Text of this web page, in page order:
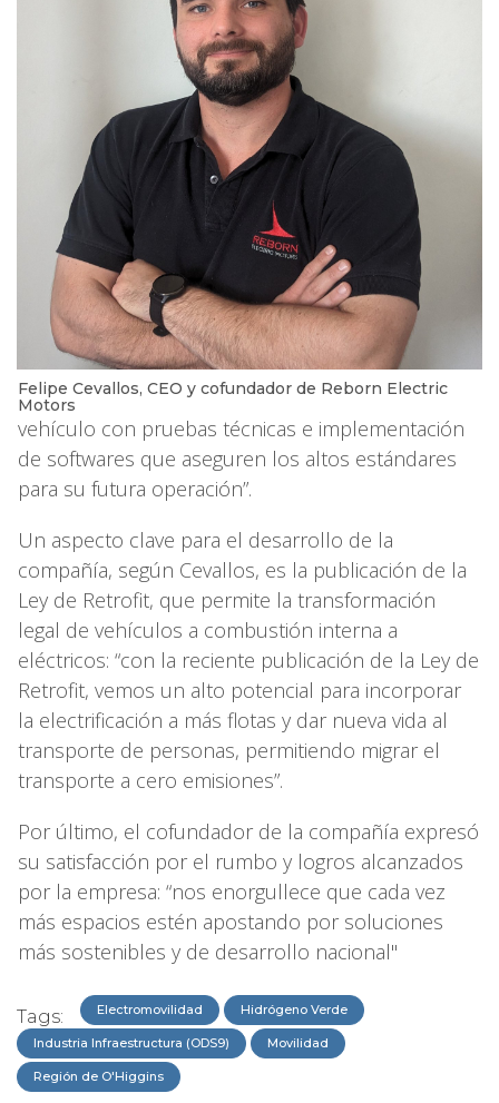
Felipe Cevallos, CEO y cofundador de Reborn Electric
Motors
vehículo con pruebas técnicas e implementación
de softwares que aseguren los altos estándares
para su futura operación”.
Un aspecto clave para el desarrollo de la
compañía, según Cevallos, es la publicación de la
Ley de Retrofit, que permite la transformación
legal de vehículos a combustión interna a
eléctricos: “con la reciente publicación de la Ley de
Retrofit, vemos un alto potencial para incorporar
la electrificación a más flotas y dar nueva vida al
transporte de personas, permitiendo migrar el
transporte a cero emisiones”.
Por último, el cofundador de la compañía expresó
su satisfacción por el rumbo y logros alcanzados
por la empresa: “nos enorgullece que cada vez
más espacios estén apostando por soluciones
más sostenibles y de desarrollo nacional"
Tags: Electromovilidad Hidrógeno Verde
Industria Infraestructura (ODS9) Movilidad
Región de O'Higgins